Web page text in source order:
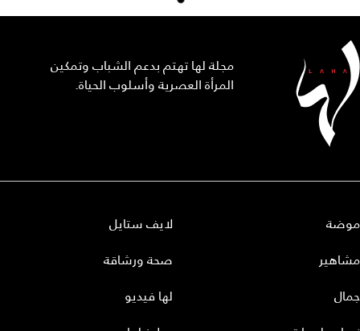
مجلة لها تهتم بدعم الشباب وتمكين
المرأة العصرية وأسلوب الحياة.
موضة
مشاهير
جمال
لايف ستايل
صحة ورشاقة
لها فيديو